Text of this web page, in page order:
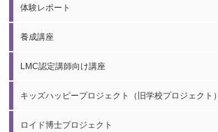
体験レポート
養成講座
LMC認定講師向け講座
キッズハッピープロジェクト（旧学校プロジェクト）
ロイド博士プロジェクト